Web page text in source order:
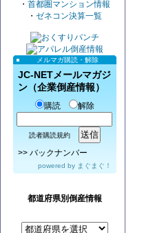
・ 首都圏マンション情報
・ ゼネコン決算一覧
メルマガ購読・解除
JC-NETメールマガジ
ン（企業倒産情報）
購読 解除
読者購読規約
>> バックナンバー
powered by まぐまぐ！
都道府県別倒産情報